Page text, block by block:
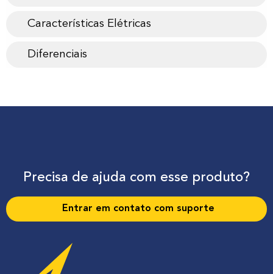
Características Elétricas
Diferenciais
Precisa de ajuda com esse produto?
Entrar em contato com suporte